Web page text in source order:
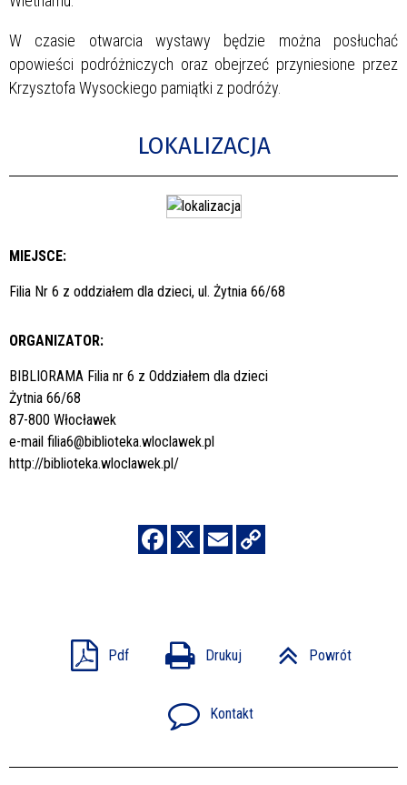
W czasie otwarcia wystawy będzie można posłuchać
opowieści podróżniczych oraz obejrzeć przyniesione przez
Krzysztofa Wysockiego pamiątki z podróży.
LOKALIZACJA
MIEJSCE:
Filia Nr 6 z oddziałem dla dzieci, ul. Żytnia 66/68
ORGANIZATOR:
BIBLIORAMA Filia nr 6 z Oddziałem dla dzieci
Żytnia 66/68
87-800 Włocławek
e-mail filia6@biblioteka.wloclawek.pl
http://biblioteka.wloclawek.pl/
Pdf Drukuj Powrót
Kontakt